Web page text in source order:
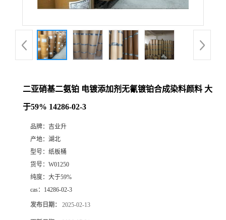
二亚硝基二氨铂 电镀添加剂无氰镀铂合成染料颜料 大
于59% 14286-02-3
品牌： 吉业升
产地： 湖北
型号： 纸板桶
货号： W01250
纯度： 大于59%
cas： 14286-02-3
发布日期： 2025-02-13